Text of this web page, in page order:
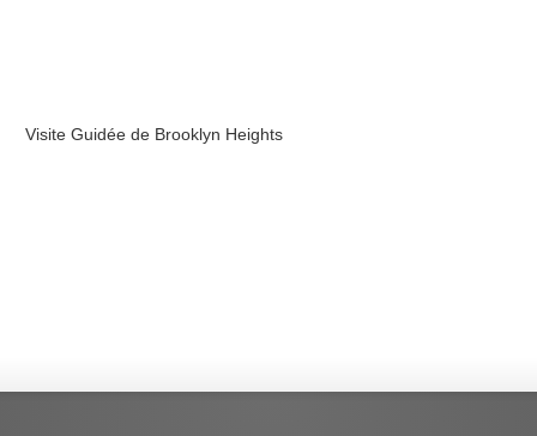
Visite Guidée de Brooklyn Heights